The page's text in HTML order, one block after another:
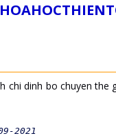
chi dinh bo chuyen the
2021